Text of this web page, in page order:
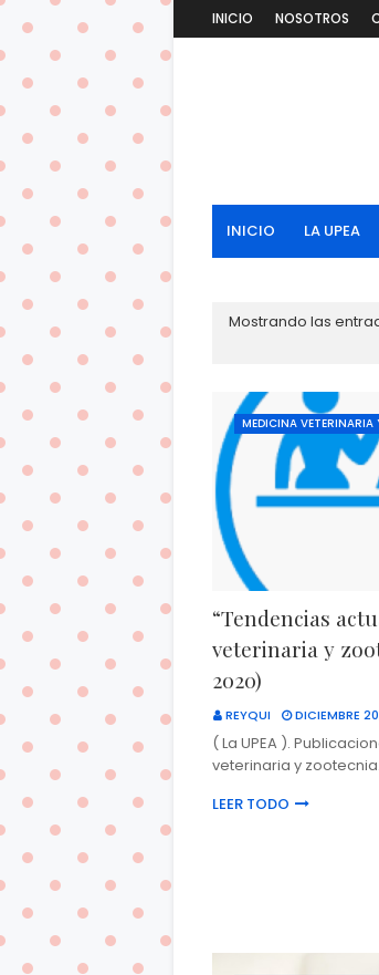
INICIO NOSOTROS
INICIO LA UPEA
Mostrando las
MEDICINA
“Tendencias
veterinaria y
2020)
REYQUI DICIEMBRE
( La UPEA ).
veterinaria y
LEER TODO